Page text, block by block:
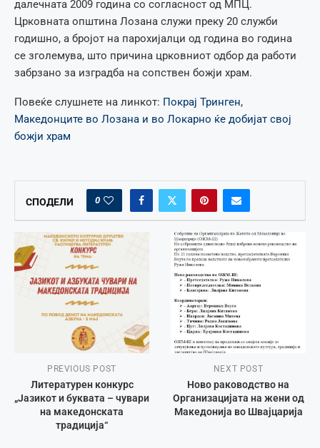
далечната 2009 година со согласност од МПЦ.
Црковната општина Лозана служи преку 20 служби
годишно, а бројот на парохијалци од година во година
се зголемува, што причина црковниот одбор да работи
забрзано за изградба на сопствен божји храм.
Повеќе слушнете на линкот: Покрај Тринген,
Македонците во Лозана и во Локарно ќе добијат свој
божји храм
СПОДЕЛИ 0
PREVIOUS POST
Литературен конкурс
„Јазикот и буквата – чувари
на македонската
традиција“
NEXT POST
Ново раководство на
Организацијата на жени од
Македонија во Швајцарија